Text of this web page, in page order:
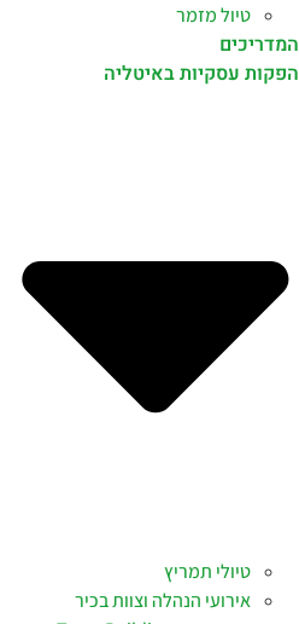
טיול מזמר
המדריכים
הפקות עסקיות באיטליה
טיולי תמריץ
אירועי הנהלה וצוות בכיר